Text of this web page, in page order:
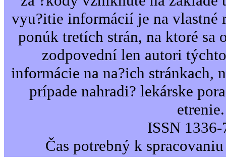
vyu?itie informácií je na vlastné
ponúk tretích strán, na ktoré sa
zodpovední len autori
informácie na na?ich stránkach,
prípade nahradi? lekárske
etrenie.
ISSN
Čas potrebný k